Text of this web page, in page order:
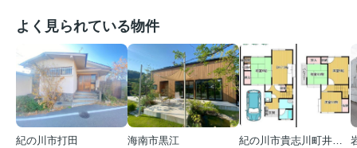
よく見られている物件
紀の川市打田
海南市黒江
紀の川市貴志川町井ノ口